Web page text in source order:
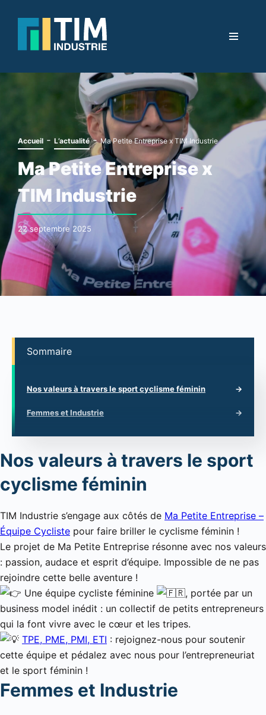
Accueil - L’actualité-Ma Petite Entreprise x TIM Industrie
Ma Petite Entreprise x
TIM Industrie
22 septembre 2025
Sommaire
Nos valeurs à travers le sport cyclisme féminin
Femmes et Industrie
Nos valeurs à travers le sport
cyclisme féminin
TIM Industrie s’engage aux côtés de Ma Petite Entreprise –
Équipe Cycliste pour faire briller le cyclisme féminin !
Le projet de Ma Petite Entreprise résonne avec nos valeurs
: passion, audace et esprit d’équipe. Impossible de ne pas
rejoindre cette belle aventure !
Une équipe cycliste féminine
, portée par un
business model inédit : un collectif de petits entrepreneurs
qui la font vivre avec le cœur et les tripes.
TPE, PME, PMI, ETI : rejoignez-nous pour soutenir
cette équipe et pédalez avec nous pour l’entrepreneuriat
et le sport féminin !
Femmes et Industrie